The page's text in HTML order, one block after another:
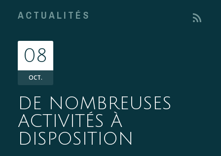
rss_feed
ACTUALITÉS
08
OCT.
DE NOMBREUSES
ACTIVITÉS À
DISPOSITION